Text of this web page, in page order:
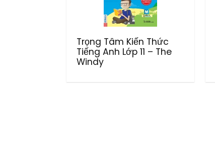
Trọng Tâm Kiến Thức
Tiếng Anh Lớp 11 – The
Windy